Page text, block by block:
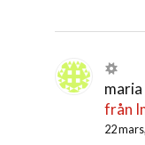
maria
från
22